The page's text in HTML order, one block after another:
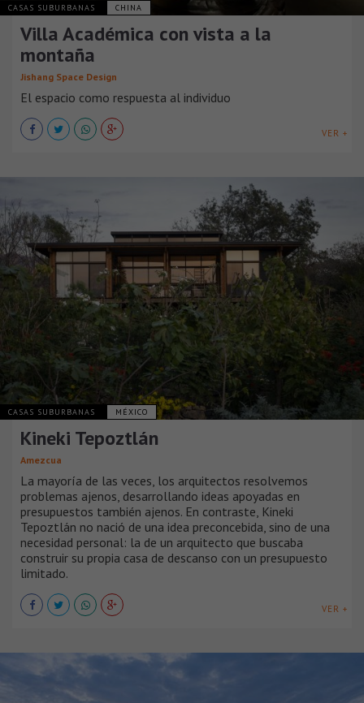
CASAS SUBURBANAS CHINA
Villa Académica con vista a la
montaña
Jishang Space Design
El espacio como respuesta al individuo
VER +
CASAS SUBURBANAS MÉXICO
Kineki Tepoztlán
Amezcua
La mayoría de las veces, los arquitectos resolvemos
problemas ajenos, desarrollando ideas apoyadas en
presupuestos también ajenos. En contraste, Kineki
Tepoztlán no nació de una idea preconcebida, sino de una
necesidad personal: la de un arquitecto que buscaba
construir su propia casa de descanso con un presupuesto
limitado.
VER +